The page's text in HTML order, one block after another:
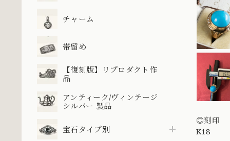
チャーム
帯留め
【復刻版】リプロダクト作
品
アンティーク/ヴィンテージ
シルバー 製品
宝石タイプ別
◎刻印
K18